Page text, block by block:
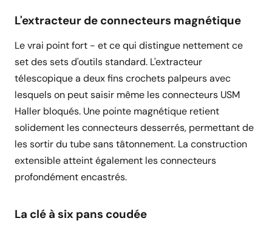
L'extracteur de connecteurs magnétique
Le vrai point fort - et ce qui distingue nettement ce
set des sets d'outils standard. L'extracteur
télescopique a deux fins crochets palpeurs avec
lesquels on peut saisir même les connecteurs USM
Haller bloqués. Une pointe magnétique retient
solidement les connecteurs desserrés, permettant de
les sortir du tube sans tâtonnement. La construction
extensible atteint également les connecteurs
profondément encastrés.
La clé à six pans coudée